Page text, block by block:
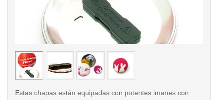
< /picture>
Estas chapas están equipadas con potentes imanes con